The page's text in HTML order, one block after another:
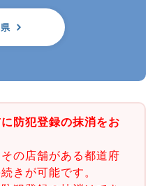
防犯登録の抹消をお
の店舗がある都道府
きが可能です。